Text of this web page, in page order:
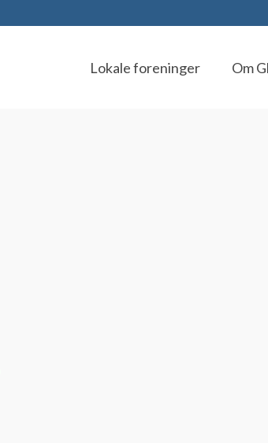
Lokale foreninger Om